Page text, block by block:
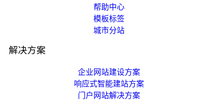
帮助中心
模板标签
城市分站
解决方案
企业网站建设方案
响应式智能建站方案
门户网站解决方案